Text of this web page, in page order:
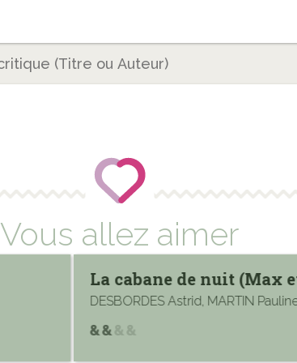
Vous allez aimer
La cabane de nuit (Max
DESBORDES Astrid, MARTIN